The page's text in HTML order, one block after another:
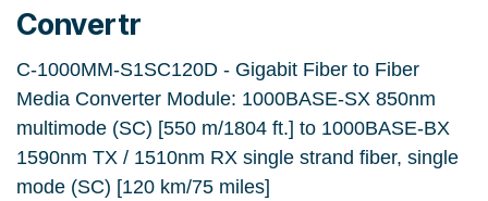
Convertr
C-1000MM-S1SC120D - Gigabit Fiber to Fiber
Media Converter Module: 1000BASE-SX 850nm
multimode (SC) [550 m/1804 ft.] to 1000BASE-BX
1590nm TX / 1510nm RX single strand fiber, single
mode (SC) [120 km/75 miles]